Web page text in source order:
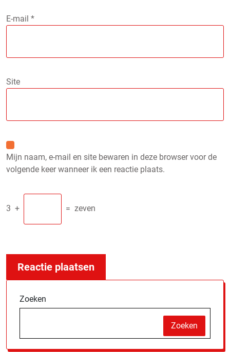
E-mail *
Site
Mijn naam, e-mail en site bewaren in deze browser voor de
volgende keer wanneer ik een reactie plaats.
3 + = zeven
Zoeken
Zoeken